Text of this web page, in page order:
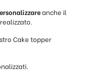
anche il
Cake topper